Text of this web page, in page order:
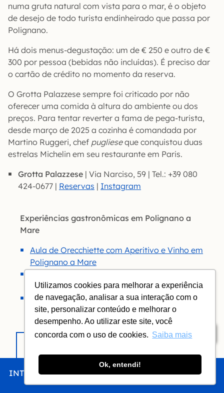
Utilizamos cookies para melhorar a experiência
de navegação, analisar a sua interação com o
site, personalizar conteúdo e melhorar o
desempenho. Ao utilizar este site, você
concorda com o uso de cookies. Saiba mais
Ok, entendi!
INTRO CHEGAR FICAR COMER FAZER
Índice
numa gruta natural com vista para o mar, é o objeto
de desejo de todo turista endinheirado que passa por
Polignano.
Há dois menus-degustação: um de € 250 e outro de €
300 por pessoa (bebidas não incluídas). É preciso dar
o cartão de crédito no momento da reserva.
O Grotta Palazzese sempre foi criticado por não
oferecer uma comida à altura do ambiente ou dos
preços. Para tentar reverter a fama de pega-turista,
desde março de 2025 a cozinha é comandada por
Martino Ruggeri, chef puglieseque conquistou duas
estrelas Michelin em seu restaurante em Paris.
Grotta Palazzese | Via Narciso, 59 | Tel.: +39 080
424-0677 | Reservas | Instagram
Experiências gastronômicas em Polignano a
Mare
Aula de Orecchiette com Aperitivo e Vinho em
Polignano a Mare
Polignano a Mare
Degustação de azeite em Polignano a Mare
RECEBA A NEWSLETTER DO VNV
Serviço gratuito